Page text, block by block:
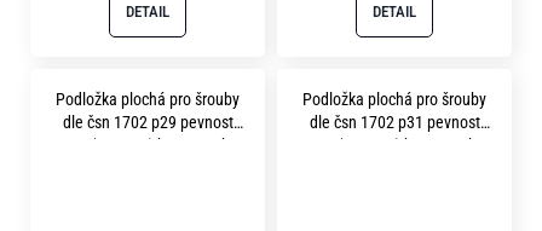
DETAIL DETAIL
Podložka plochá pro šrouby
dle čsn 1702 p29 pevnost
10.9 ( 300HV ) bez povrchu
Podložka plochá pro šrouby
dle čsn 1702 p31 pevnost
10.9 ( 300HV ) bez povrchu